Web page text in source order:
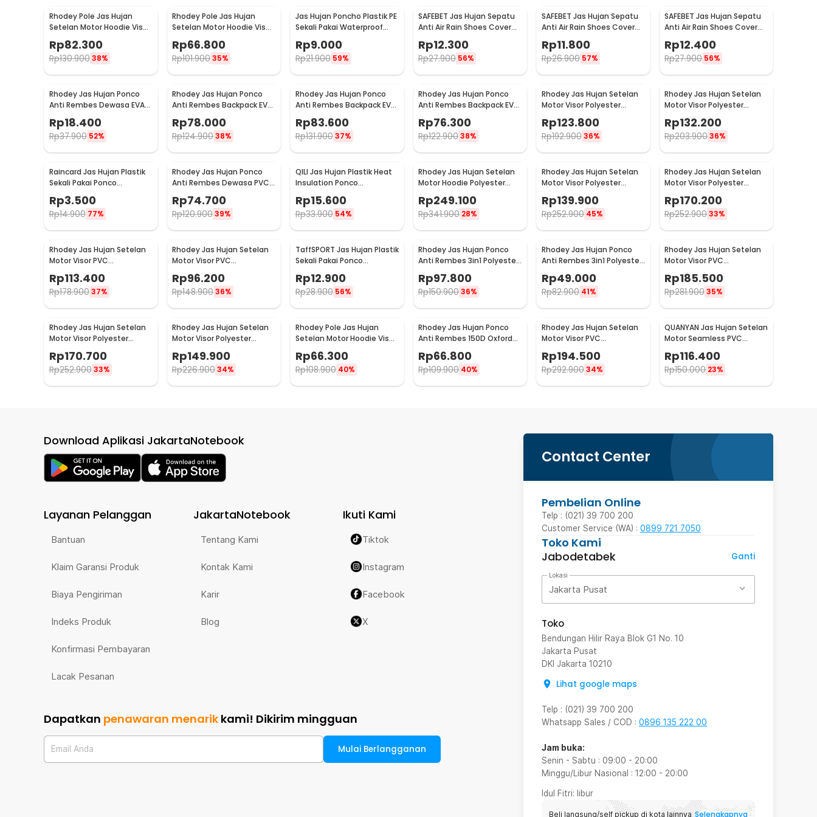
1 x Rhodey Jas Hujan Ponco Anti Rembes 150D Oxford Waterproof Raincoat - PY-45
Rhodey Pole Jas Hujan
Setelan Motor Hoodie Visor
Raincoat Waterproof XXXL
- ZY-10
Rp82.300
Rp130.900 38%
Rhodey Pole Jas Hujan
Setelan Motor Hoodie Visor
Raincoat Waterproof XXL -
ZY-10
Rp66.800
Rp101.90035%
Jas Hujan Poncho Plastik PE
Sekali Pakai Waterproof
Rp9.000
Rp21.900 59%
SAFEBET Jas Hujan Sepatu
Anti Air Rain Shoes Cover
PVC Non Slip Strap M 37-39
- H-101
Rp12.300
Rp27.900 56%
SAFEBET Jas Hujan Sepatu
Anti Air Rain Shoes Cover
PVC Non Slip Strap XL 42-43
- H-101
Rp11.800
Rp26.900 57%
SAFEBET Jas Hujan Sepatu
Anti Air Rain Shoes Cover
45 - H-101
Rp12.400
Rp27.900 56%
Rhodey Jas Hujan Ponco
Anti Rembes Dewasa EVA
Waterproof Raincoat - FY-
20
Rp18.400
Rp37.900 52%
Rhodey Jas Hujan Ponco
Anti Rembes Backpack EVA
Waterproof Raincoat XXL -
FY-30
Rp78.000
Rp124.90038%
Rhodey Jas Hujan Ponco
Anti Rembes Backpack EVA
Waterproof Raincoat XL -
FY-30
Rp83.600
Rp131.900 37%
Rhodey Jas Hujan Ponco
Anti Rembes Backpack EVA
Waterproof Raincoat L - FY-
30
Rp76.300
Rp122.90038%
Rhodey Jas Hujan Setelan
Motor Visor Polyester
Waterproof Raincoat XL -
ZY-75
Rp123.800
Rp192.900 36%
Rhodey Jas Hujan Setelan
Motor Visor Polyester
Waterproof Raincoat XXXL
- ZY-75
Rp132.200
Rp203.90036%
Raincard Jas Hujan Plastik
Sekali Pakai Ponco
Disposable Raincoat - FY-
04
Rp3.500
Rp14.900 77%
Rhodey Jas Hujan Ponco
Anti Rembes Dewasa PVC
50
Rp74.700
Rp120.90039%
QILI Jas Hujan Plastik Heat
Insulation Ponco
Disposable Raincoat - PY-
10
Rp15.600
Rp33.900 54%
Rhodey Jas Hujan Setelan
Motor Hoodie Polyester
ZY-15
Rp249.100
Rp341.900 28%
Rhodey Jas Hujan Setelan
Motor Visor Polyester
Waterproof Raincoat XL -
ZY-81
Rp139.900
Rp252.900 45%
Rhodey Jas Hujan Setelan
Motor Visor Polyester
ZY-81
Rp170.200
Rp252.90033%
Rhodey Jas Hujan Setelan
Motor Visor PVC
Waterproof Raincoat L -
ZY-74
Rp113.400
Rp178.900 37%
Rhodey Jas Hujan Setelan
Motor Visor PVC
Waterproof Raincoat M -
ZY-74
Rp96.200
Rp148.90036%
TaffSPORT Jas Hujan Plastik
Sekali Pakai Ponco
62
Rp12.900
Rp28.900 56%
Rhodey Jas Hujan Ponco
Anti Rembes 3in1 Polyester
Waterproof Raincoat - PY-
30
Rp97.800
Rp150.90036%
Rhodey Jas Hujan Ponco
Anti Rembes 3in1 Polyester
31
Rp49.000
Rp82.900 41%
Rhodey Jas Hujan Setelan
Motor Visor PVC
Waterproof Raincoat L -
ZY-12
Rp185.500
Rp281.90035%
Rhodey Jas Hujan Setelan
Motor Visor Polyester
ZY-81
Rp170.700
Rp252.900 33%
Rhodey Jas Hujan Setelan
Motor Visor Polyester
ZY-85
Rp149.900
Rp226.90034%
Rhodey Pole Jas Hujan
Setelan Motor Hoodie Visor
Raincoat Waterproof XXXXL
- ZY-10
Rp66.300
Rp108.900 40%
Rhodey Jas Hujan Ponco
Anti Rembes 150D Oxford
Waterproof Raincoat Size S
- PY-45
Rp66.800
Rp109.900 40%
Rhodey Jas Hujan Setelan
Motor Visor PVC
ZY-12
Rp194.500
Rp292.900 34%
QUANYAN Jas Hujan Setelan
Motor Seamless PVC
Waterproof Raincoat XL -
ZY-20
Rp116.400
Rp150.000 23%
Contact Center
Pembelian Online
Telp : (021) 39 700 200
Customer Service (WA) : 0899 721 7050
Toko Kami
Jabodetabek
Ganti
Lokasi
Jakarta Pusat
Toko
Bendungan Hilir Raya Blok G1 No. 10
Jakarta Pusat
DKI Jakarta 10210
Lihat google maps
Telp : (021) 39 700 200
Whatsapp Sales / COD : 0896 135 222 00
Jam buka:
Senin - Sabtu : 09:00 - 20:00
Minggu/Libur Nasional : 12:00 - 20:00
Idul Fitri: libur
Beli langsung/self pickup di kota lainnya Selengkapnya
Download Aplikasi JakartaNotebook
Layanan Pelanggan
Bantuan
Klaim Garansi Produk
Biaya Pengiriman
Indeks Produk
Konfirmasi Pembayaran
Lacak Pesanan
JakartaNotebook
Tentang Kami
Kontak Kami
Karir
Blog
Ikuti Kami
Tiktok
Instagram
Facebook
X
Dapatkan penawaran menarik kami! Dikirim mingguan
Email Anda Mulai Berlangganan